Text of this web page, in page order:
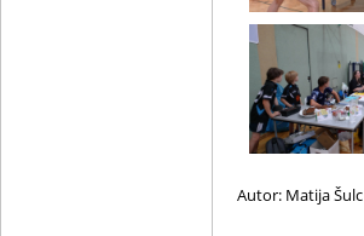
Autor: Matija Šulc